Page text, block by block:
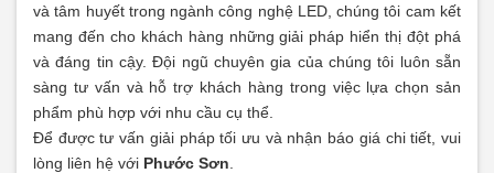
và tâm huyết trong ngành công nghệ LED, chúng tôi cam kết
mang đến cho khách hàng những giải pháp hiển thị đột phá
và đáng tin cậy. Đội ngũ chuyên gia của chúng tôi luôn sẵn
sàng tư vấn và hỗ trợ khách hàng trong việc lựa chọn sản
phẩm phù hợp với nhu cầu cụ thể.
Để được tư vấn giải pháp tối ưu và nhận báo giá chi tiết, vui
lòng liên hệ với Phước Sơn